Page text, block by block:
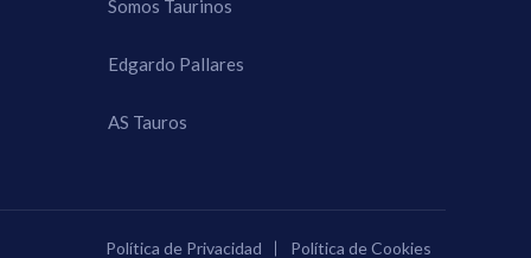
Somos Taurinos
Edgardo Pallares
AS Tauros
Política de Privacidad Política de Cookies